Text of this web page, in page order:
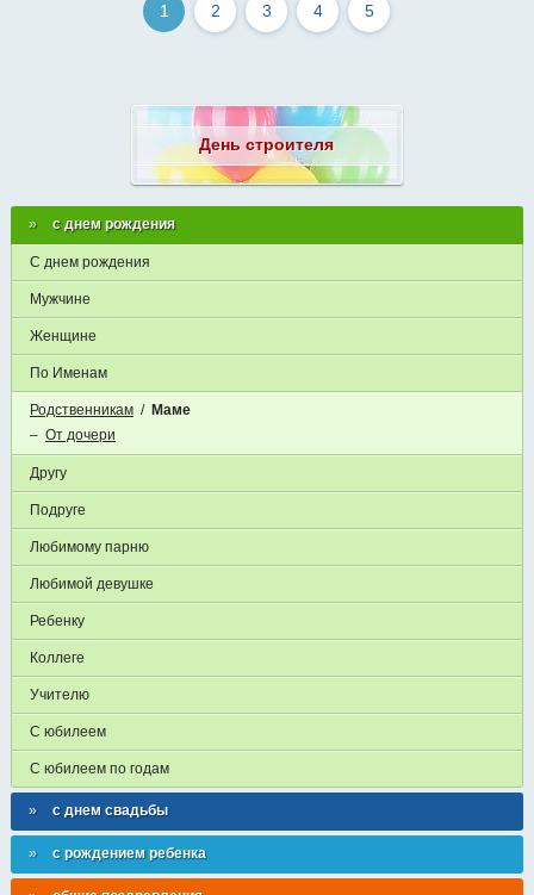
1 2 3 4 5
День строителя
с днем рождения
С днем рождения
Мужчине
Женщине
По Именам
Родственникам/ Маме
– От дочери
Другу
Подруге
Любимому парню
Любимой девушке
Ребенку
Коллеге
Учителю
С юбилеем
С юбилеем по годам
с днем свадьбы
с рождением ребенка